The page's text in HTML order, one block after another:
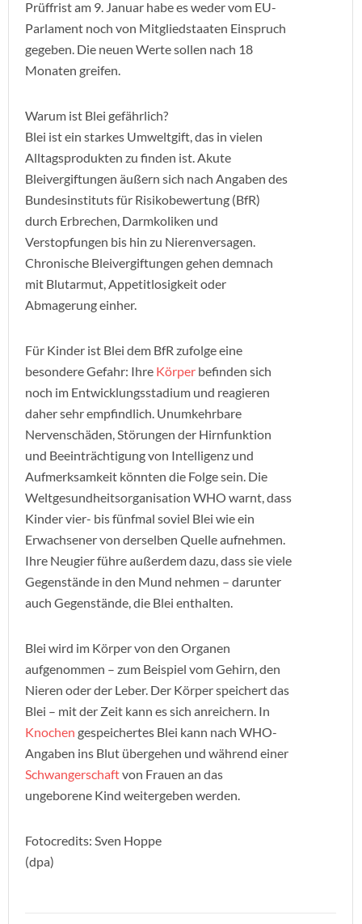
Prüffrist am 9. Januar habe es weder vom EU-
Parlament noch von Mitgliedstaaten Einspruch
gegeben. Die neuen Werte sollen nach 18
Monaten greifen.
Warum ist Blei gefährlich?
Blei ist ein starkes Umweltgift, das in vielen
Alltagsprodukten zu finden ist. Akute
Bleivergiftungen äußern sich nach Angaben des
Bundesinstituts für Risikobewertung (BfR)
durch Erbrechen, Darmkoliken und
Verstopfungen bis hin zu Nierenversagen.
Chronische Bleivergiftungen gehen demnach
mit Blutarmut, Appetitlosigkeit oder
Abmagerung einher.
Für Kinder ist Blei dem BfR zufolge eine
besondere Gefahr: Ihre Körper befinden sich
noch im Entwicklungsstadium und reagieren
daher sehr empfindlich. Unumkehrbare
Nervenschäden, Störungen der Hirnfunktion
und Beeinträchtigung von Intelligenz und
Aufmerksamkeit könnten die Folge sein. Die
Weltgesundheitsorganisation WHO warnt, dass
Kinder vier- bis fünfmal soviel Blei wie ein
Erwachsener von derselben Quelle aufnehmen.
Ihre Neugier führe außerdem dazu, dass sie viele
Gegenstände in den Mund nehmen – darunter
auch Gegenstände, die Blei enthalten.
Blei wird im Körper von den Organen
aufgenommen – zum Beispiel vom Gehirn, den
Nieren oder der Leber. Der Körper speichert das
Blei – mit der Zeit kann es sich anreichern. In
Knochen gespeichertes Blei kann nach WHO-
Angaben ins Blut übergehen und während einer
Schwangerschaftvon Frauen an das
ungeborene Kind weitergeben werden.
Fotocredits: Sven Hoppe
(dpa)